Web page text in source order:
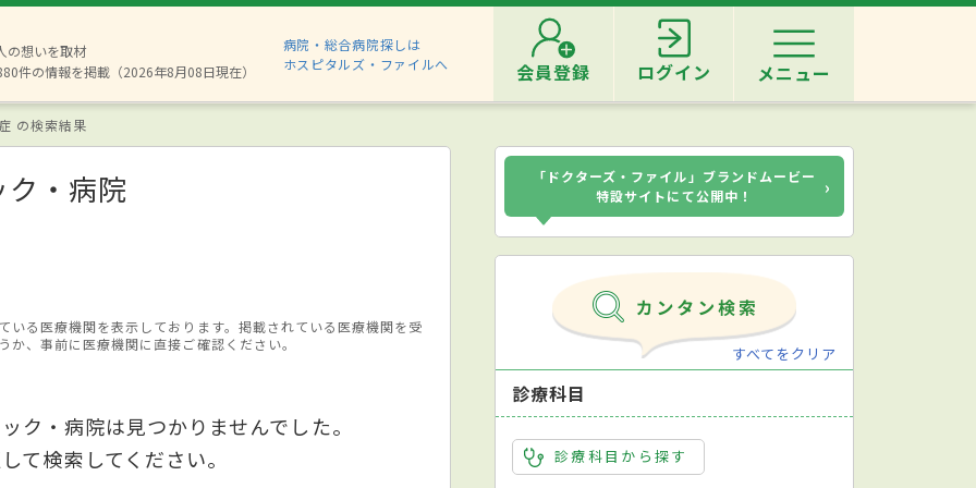
の想いを取材
件の情報を掲載（2026年8月08日現在）
病院・総合病院探しは
ホスピタルズ・ファイルへ
会員登録 ログイン メニュー
の検索結果
・病院
る医療機関を表示しております。掲載されている医療機関を受
、事前に医療機関に直接ご確認ください。
ク・病院は見つかりませんでした。
て検索してください。
「ドクターズ・ファイル」ブランドムービー
特設サイトにて公開中！
›
すべてをクリア
診療科目
診療科目から探す